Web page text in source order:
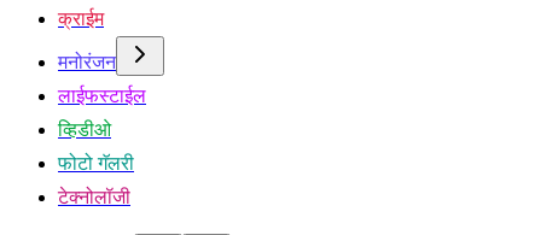
क्राईम
मनोरंजन
लाईफस्टाईल
व्हिडीओ
फोटो गॅलरी
टेक्नोलॉजी